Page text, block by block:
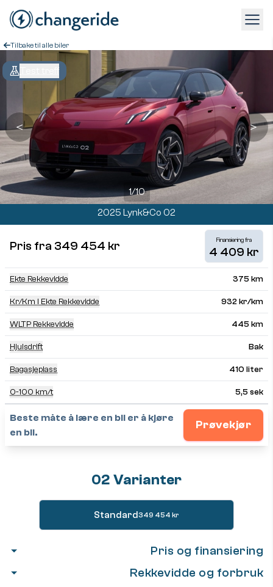
Tilbake til alle biler
＜
1/10
＞
2025 Lynk&Co 02
Pris fra 349 454 kr Finansiering fra
4 409 kr
Ekte Rekkevidde 375 km
Kr/km I Ekte Rekkevidde 932 kr/km
WLTP Rekkevidde 445 km
Hjulsdrift Bak
Bagasjeplass 410 liter
0-100 km/t 5,5 sek
Beste måte å lære en bil er å kjøre
en bil.
Prøvekjør
02 Varianter
Standard349 454 kr
Pris og finansiering
Rekkevidde og forbruk